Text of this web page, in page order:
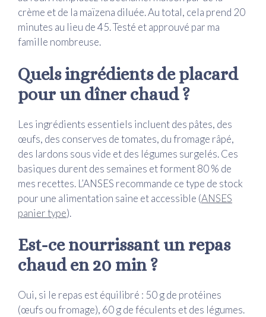
crème et de la maïzena diluée. Au total, cela prend 20
minutes au lieu de 45. Testé et approuvé par ma
famille nombreuse.
Quels ingrédients de placard
pour un dîner chaud ?
Les ingrédients essentiels incluent des pâtes, des
œufs, des conserves de tomates, du fromage râpé,
des lardons sous vide et des légumes surgelés. Ces
basiques durent des semaines et forment 80 % de
mes recettes. L’ANSES recommande ce type de stock
pour une alimentation saine et accessible (ANSES
panier type).
Est-ce nourrissant un repas
chaud en 20 min ?
Oui, si le repas est équilibré : 50 g de protéines
(œufs ou fromage), 60 g de féculents et des légumes.